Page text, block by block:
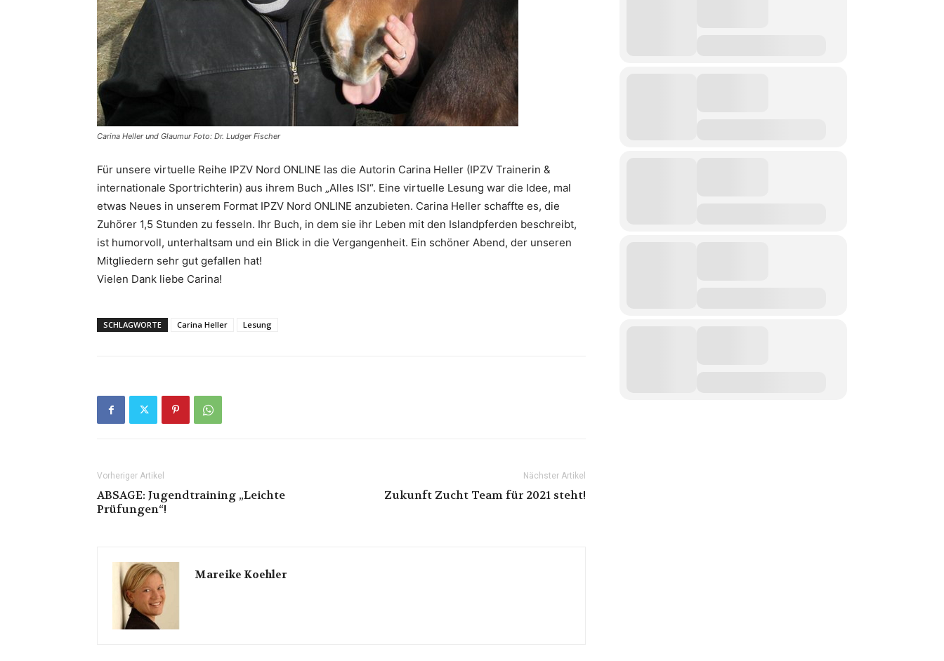
Carina Heller und Glaumur Foto: Dr. Ludger Fischer
Für unsere virtuelle Reihe IPZV Nord ONLINE las die Autorin Carina Heller (IPZV Trainerin &
internationale Sportrichterin) aus ihrem Buch „Alles ISI“. Eine virtuelle Lesung war die Idee, mal
etwas Neues in unserem Format IPZV Nord ONLINE anzubieten. Carina Heller schaffte es, die
Zuhörer 1,5 Stunden zu fesseln. Ihr Buch, in dem sie ihr Leben mit den Islandpferden beschreibt,
ist humorvoll, unterhaltsam und ein Blick in die Vergangenheit. Ein schöner Abend, der unseren
Mitgliedern sehr gut gefallen hat!
Vielen Dank liebe Carina!
SCHLAGWORTE Carina Heller Lesung
Vorheriger Artikel
ABSAGE: Jugendtraining „Leichte
Prüfungen“!
Nächster Artikel
Zukunft Zucht Team für 2021 steht!
Mareike Koehler